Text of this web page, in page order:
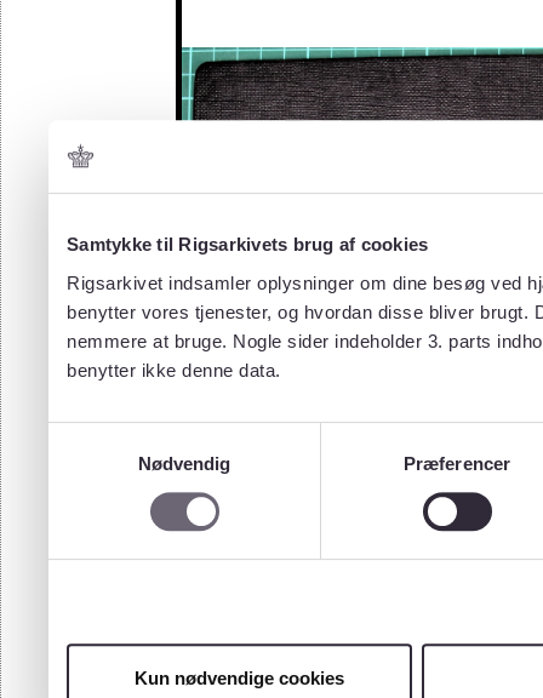
Samtykke til Rigsarkivets brug af cookies
Rigsarkivet indsamler oplysninger om dine besøg ved
benytter vores tjenester, og hvordan disse bliver
nemmere at bruge. Nogle sider indeholder 3. parts
benytter ikke denne data.
Nødvendig
Præferencer
Kun nødvendige cookies